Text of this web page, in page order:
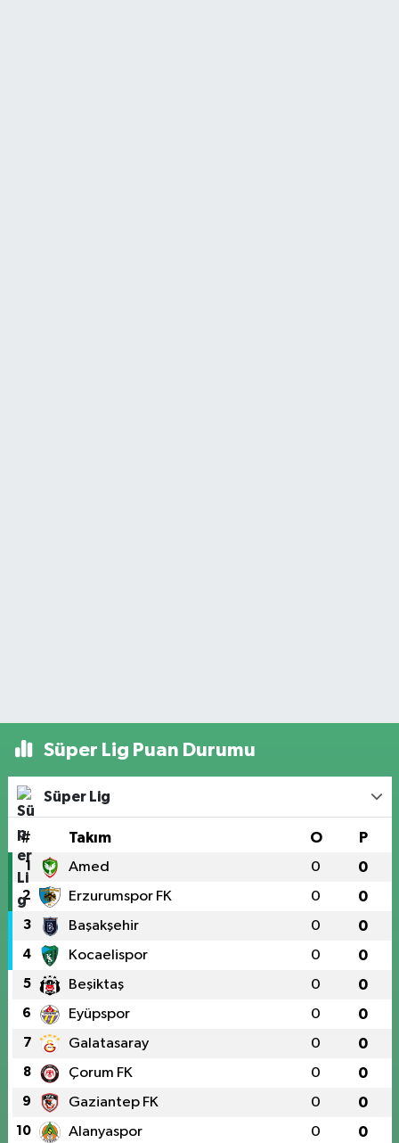
Süper Lig Puan Durumu
Süper Lig
# Takım O P
1 Amed 0 0
2 Erzurumspor FK 0 0
3 Başakşehir 0 0
4 Kocaelispor 0 0
5 Beşiktaş 0 0
6 Eyüpspor 0 0
7 Galatasaray 0 0
8 Çorum FK 0 0
9 Gaziantep FK 0 0
10 Alanyaspor 0 0